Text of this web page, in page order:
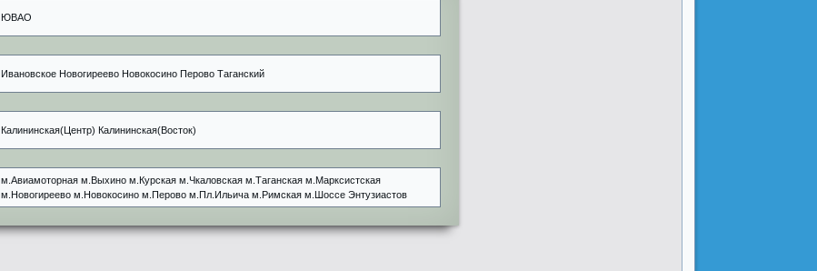
ЮВАО
Ивановское Новогиреево Новокосино Перово Таганский
Калининская(Центр) Калининская(Восток)
м.Авиамоторная м.Выхино м.Курская м.Чкаловская м.Таганская м.Марксистская
м.Новогиреево м.Новокосино м.Перово м.Пл.Ильича м.Римская м.Шоссе Энтузиастов